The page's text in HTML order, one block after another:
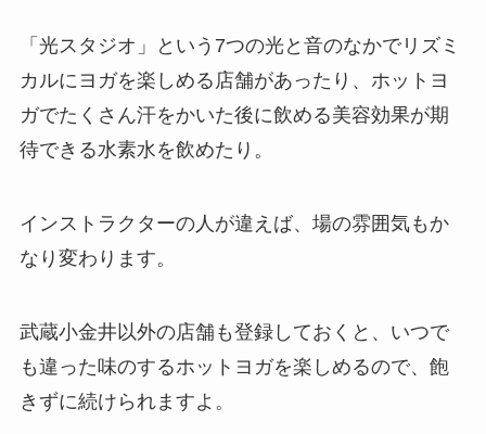
「光スタジオ」
という7つの光と音のなかでリズミ
カルにヨガを楽しめる店舗があったり、ホットヨ
ガでたくさん汗をかいた後に飲める美容効果が期
待できる水素水を飲めたり。
インストラクターの人が違えば、場の雰囲気もか
なり変わります。
武蔵小金井以外の店舗も登録しておくと、いつで
も違った味のするホットヨガを楽しめるので、飽
きずに続けられますよ。